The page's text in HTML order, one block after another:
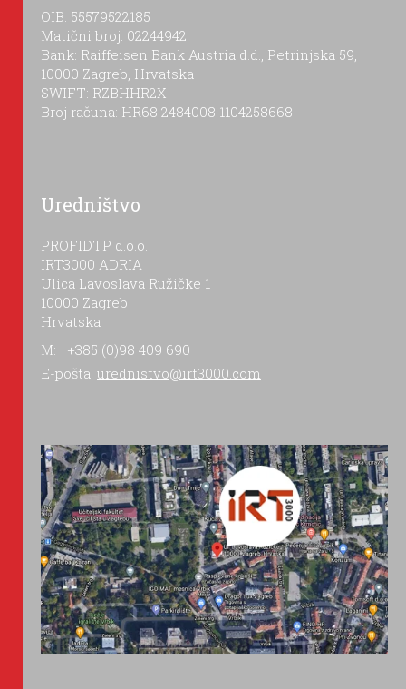
OIB: 55579522185
Matični broj: 02244942
Bank: Raiffeisen Bank Austria d.d., Petrinjska 59,
10000 Zagreb, Hrvatska
SWIFT: RZBHHR2X
Broj računa: HR68 2484008 1104258668
Uredništvo
PROFIDTP d.o.o.
IRT3000 ADRIA
Ulica Lavoslava Ružičke 1
10000 Zagreb
Hrvatska
M: +385 (0)98 409 690
E-pošta: urednistvo@irt3000.com